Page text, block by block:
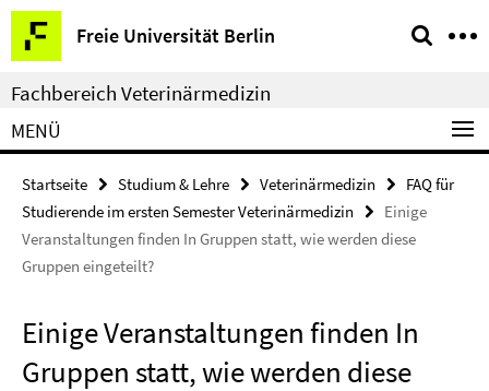
Springe
direkt
zu
Inhalt
Freie Universität Berlin
Service-
Navigation
Fachbereich Veterinärmedizin
MENÜ
Startseite Studium & Lehre Veterinärmedizin
FAQ für
Studierende im ersten Semester Veterinärmedizin
Einige
Veranstaltungen finden In Gruppen statt, wie werden diese
Gruppen eingeteilt?
Einige Veranstaltungen finden In
Gruppen statt, wie werden diese